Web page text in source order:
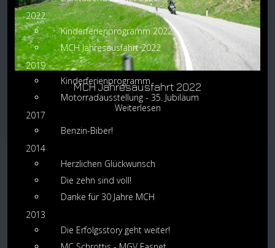
MCH Jahresausfahrt 2022
Weiterlesen
2022
Kinderferienprogramm 2022
MCH Jahresausfahrt 2022
2019
Kinderferienprogramm
Motorradausstellung - 35. Jubiläum
2017
Benzin-Biber!
2014
Herzlichen Glückwunsch
Die zehn sind voll!
Danke für 30 Jahre MCH
2013
Die Erfolgsstory geht weiter!